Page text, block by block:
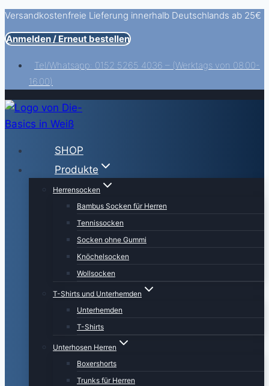
Zum
Inhalt
springen
Versandkostenfreie Lieferung innerhalb Deutschlands ab 25€
Anmelden / Erneut bestellen
Tel/Whatsapp: 0152 5265 4036 – (Werktags von 08.00-
16.00)
SHOP
Produkte
Herrensocken
Bambus Socken für Herren
Tennissocken
Socken ohne Gummi
Knöchelsocken
Wollsocken
T-Shirts und Unterhemden
Unterhemden
T-Shirts
Unterhosen Herren
Boxershorts
Trunks für Herren